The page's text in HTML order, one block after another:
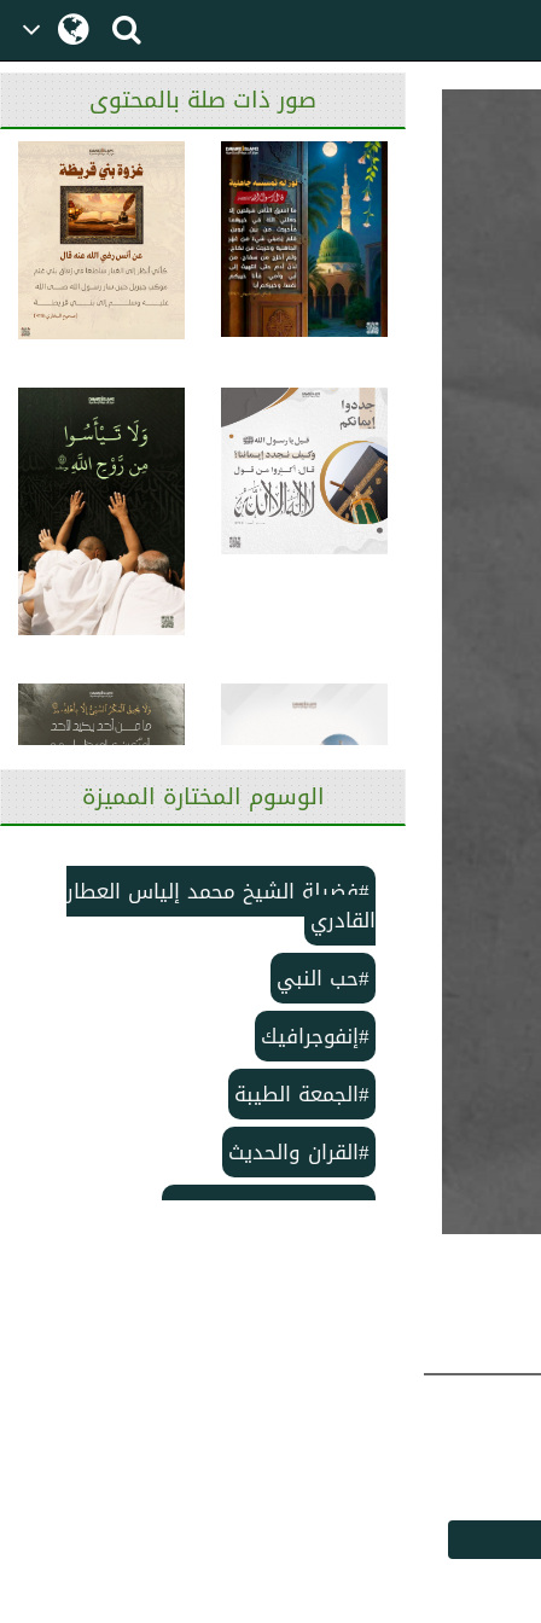
صور ذات صلة بالمحتوى
الوسوم المختارة المميزة
#فضيلة الشيخ محمد إلياس العطار
القادري
#حب النبي
#إنفوجرافيك
#الجمعة الطيبة
#القران والحديث
#بمناسبة الذكرى لمولد